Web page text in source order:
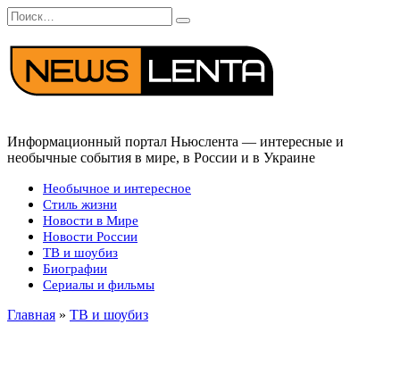
Перейти
к
содержанию
Search
for:
Информационный портал Ньюслента — интересные и
необычные события в мире, в России и в Украине
Необычное и интересное
Стиль жизни
Новости в Мире
Новости России
ТВ и шоубиз
Биографии
Сериалы и фильмы
Главная » ТВ и шоубиз